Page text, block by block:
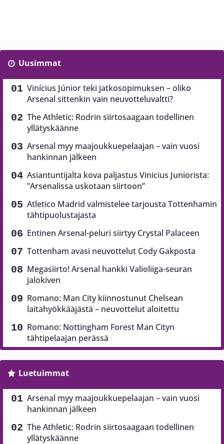
Uusimmat
Vinícius Júnior teki jatkosopimuksen – oliko
Arsenal sittenkin vain neuvotteluvaltti?
The Athletic: Rodrin siirtosaagaan todellinen
yllätyskäänne
Arsenal myy maajoukkuepelaajan – vain vuosi
hankinnan jälkeen
Asiantuntijalta kova paljastus Vinicius Juniorista:
”Arsenalissa uskotaan siirtoon”
Atletico Madrid valmistelee tarjousta Tottenhamin
tähtipuolustajasta
Entinen Arsenal-peluri siirtyy Crystal Palaceen
Tottenham avasi neuvottelut Cody Gakposta
Megasiirto! Arsenal hankki Valioliiga-seuran
jalokiven
Romano: Man City kiinnostunut Chelsean
laitahyökkääjästä – neuvottelut aloitettu
Romano: Nottingham Forest Man Cityn
tähtipelaajan perässä
Luetuimmat
Arsenal myy maajoukkuepelaajan – vain vuosi
hankinnan jälkeen
The Athletic: Rodrin siirtosaagaan todellinen
yllätyskäänne